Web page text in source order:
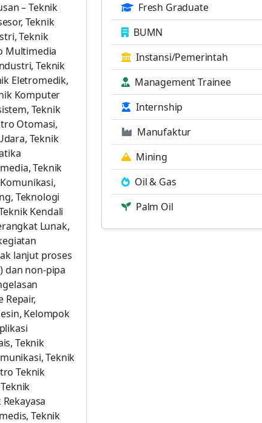
– Teknik
Teknik
Teknik
Multimedia
Teknik
Eletromedik,
Komputer
Teknik
Otomasi,
Teknik
Teknik
Teknologi
Kendali
Lunak,
lanjut proses
dan non-pipa
Repair,
Kelompok
Teknik
Teknik
Teknik
Teknik
Fresh Graduate
BUMN
Instansi/Pemerintah
Management Trainee
Internship
Manufaktur
Mining
Oil & Gas
Palm Oil